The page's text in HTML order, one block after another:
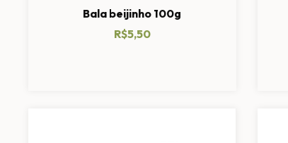
Bala beijinho 100g
R$5,50